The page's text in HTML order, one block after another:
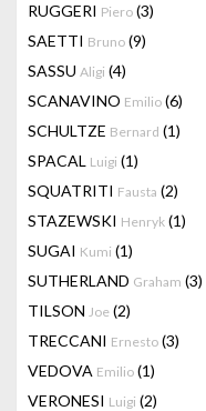
RUGGERI Piero (3)
SAETTI Bruno (9)
SASSU Aligi (4)
SCANAVINO Emilio (6)
SCHULTZE Bernard (1)
SPACAL Luigi (1)
SQUATRITI Fausta (2)
STAZEWSKI Henryk (1)
SUGAI Kumi (1)
SUTHERLAND Graham (3)
TILSON Joe (2)
TRECCANI Ernesto (3)
VEDOVA Emilio (1)
VERONESI Luigi (2)